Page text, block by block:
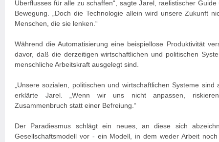
Überflusses für alle zu schaffen“, sagte Jarel, raelistischer
Bewegung. „Doch die Technologie allein wird unsere Zukunft
Menschen, die sie lenken.“
Während die Automatisierung eine beispiellose Produktivität
davor, daß die derzeitigen wirtschaftlichen und politischen
menschliche Arbeitskraft ausgelegt sind.
„Unsere sozialen, politischen und wirtschaftlichen Systeme sind
erklärte Jarel. „Wenn wir uns nicht anpassen,
Zusammenbruch statt einer Befreiung.“
Der Paradiesmus schlägt ein neues, an diese sich
Gesellschaftsmodell vor - ein Modell, in dem weder Arbeit